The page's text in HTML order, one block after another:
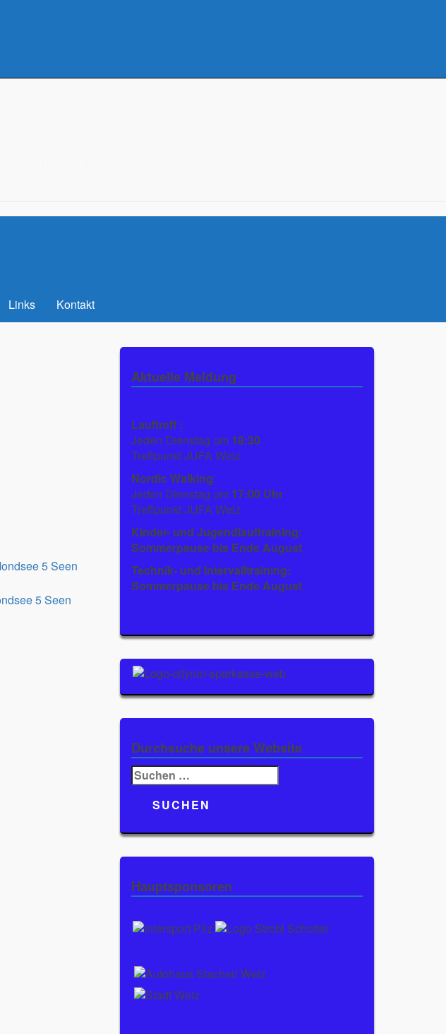
Links Kontakt
Aktuelle Meldung
Lauftreff :
Jeden Dienstag um 18:30
Treffpunkt JUFA Weiz
Nordic Walking:
Jeden Dienstag um 17:00 Uhr
Treffpunkt JUFA Weiz
Kinder- und Jugendlauftraining:
Sommerpause bis Ende August
Technik- und Intervalltraining:
Sommerpause bis Ende August
Durchsuche unsere Website
Suchen
nach:
Hauptsponsoren